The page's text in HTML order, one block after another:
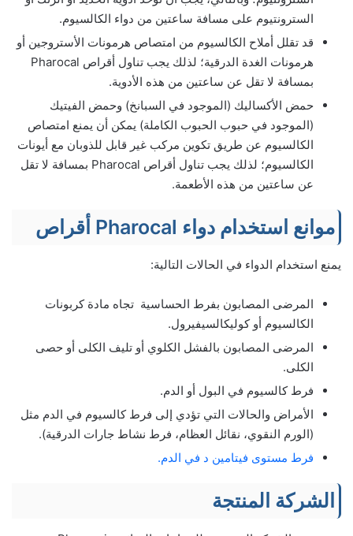
السترونتيوم على مسافة ساعتين من دواء الكالسيوم.
قد تقلل أملاح الكالسيوم من امتصاص هرمونات الأستروجين أو
هرمونات الغدة الدرقية؛ لذلك يجب تناول أقراص Pharocal
بمسافة لا تقل عن ساعتين من هذه الأدوية.
حمض الأكساليك (الموجود في السبانخ) وحمض الفيتيك
(الموجود في حبوب الحبوب الكاملة) يمكن أن يمنع امتصاص
الكالسيوم عن طريق تكوين مركب غير قابل للذوبان مع أيونات
الكالسيوم؛ لذلك يجب تناول أقراص Pharocal بمسافة لا تقل
عن ساعتين من هذه الأطعمة.
موانع استخدام دواء Pharocal أقراص
يمنع استخدام الدواء في الحالات التالية:
المرضى المصابون بفرط الحساسية تجاه مادة كربونات
الكالسيوم أو كوليكالسيفيرول.
المرضى المصابون بالفشل الكلوي أو تليف الكلى أو حصى
الكلى.
فرط كالسيوم في البول أو الدم.
الأمراض والحالات التي تؤدي إلى فرط كالسيوم في الدم مثل
(الورم النقوي، نقائل العظام، فرط نشاط جارات الدرقية).
فرط مستوى فيتامين د في الدم.
الشركة المنتجة